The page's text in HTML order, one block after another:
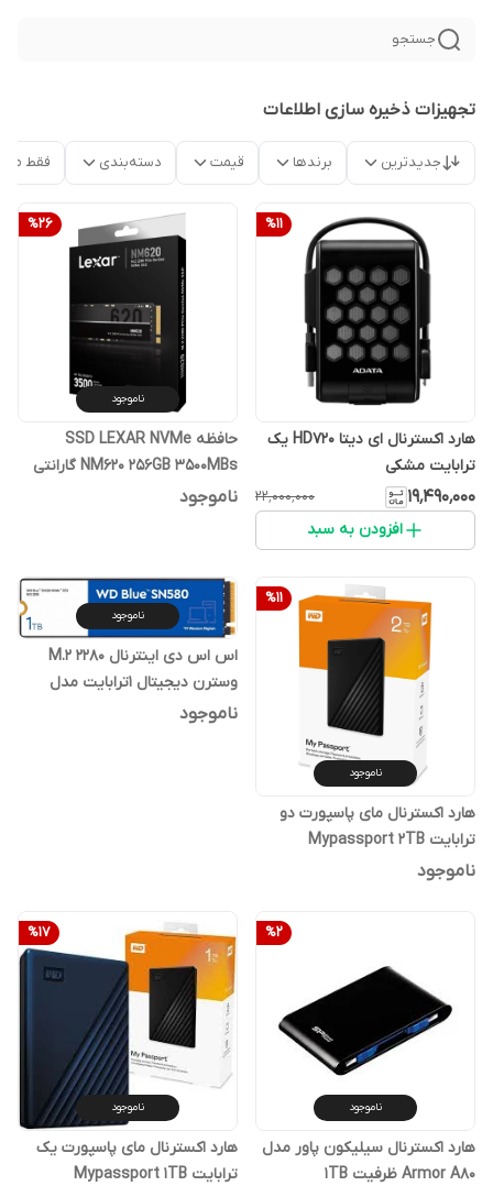
جستجو
تجهیزات ذخیره سازی اطلاعات
جدیدترین برندها قیمت دسته‌بندی فقط
%11
هارد اکسترنال ای دیتا HD720 یک
ترابایت مشکی
۱۹٬۴۹۰٬۰۰۰ ۲۲٬۰۰۰٬۰۰۰
افزودن به سبد
%26
ناموجود
حافظه SSD LEXAR NVMe
NM620 256GB 3500MBs گارانتی
آواژنگ
ناموجود
%11
ناموجود
هارد اکسترنال مای پاسپورت دو
ترابایت Mypassport 2TB
ناموجود
ناموجود
اس اس دی اینترنال M.2 2280
وسترن دیجیتال 1ترابایت مدل
SN580 گارانتی سازگار
ناموجود
%2
ناموجود
هارد اکسترنال سیلیکون پاور مدل
Armor A80 ظرفیت 1TB
%17
ناموجود
هارد اکسترنال مای پاسپورت یک
ترابایت Mypassport 1TB